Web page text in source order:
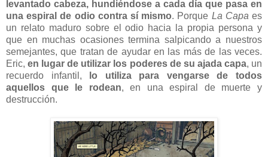
levantado cabeza, hundiéndose a cada día que pasa en
una espiral de odio contra sí mismo. Porque La Capa es
un relato maduro sobre el odio hacia la propia persona y
que en muchas ocasiones termina salpicando a nuestros
semejantes, que tratan de ayudar en las más de las veces.
Eric,en lugar de utilizar los poderes de su ajada capa, un
recuerdo infantil,
lo utiliza para vengarse de todos
aquellos que le rodean, en una espiral de muerte y
destrucción.